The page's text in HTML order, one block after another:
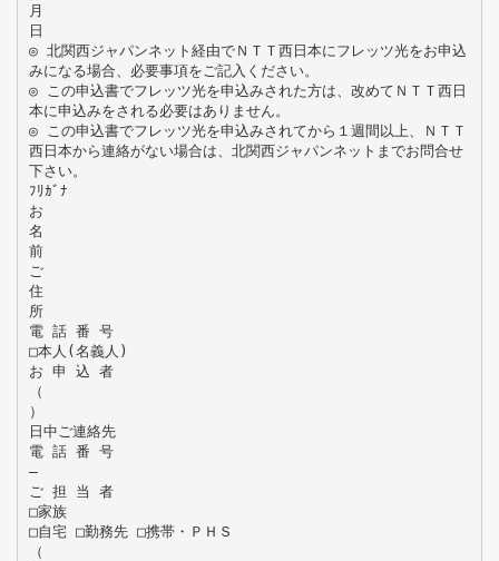
月
日
◎ 北関西ジャパンネット経由でＮＴＴ西日本にフレッツ光をお申込
みになる場合、必要事項をご記入ください。
◎ この申込書でフレッツ光を申込みされた方は、改めてＮＴＴ西日
本に申込みをされる必要はありません。
◎ この申込書でフレッツ光を申込みされてから１週間以上、ＮＴＴ
西日本から連絡がない場合は、北関西ジャパンネットまでお問合せ
下さい。
ﾌﾘｶﾞﾅ
お
名
前
ご
住
所
電 話 番 号
□本人(名義人)
お 申 込 者
（
）
日中ご連絡先
電 話 番 号
―
ご 担 当 者
□家族
□自宅 □勤務先 □携帯・ＰＨＳ
（